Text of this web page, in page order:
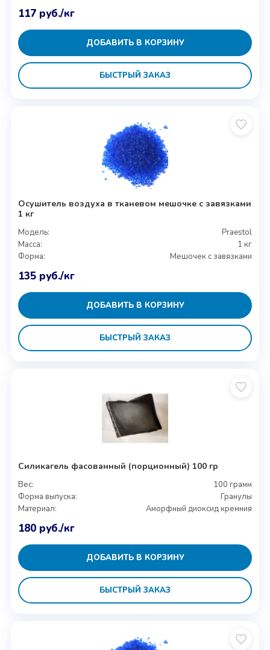
117 руб./кг
ДОБАВИТЬ В КОРЗИНУ
БЫСТРЫЙ ЗАКАЗ
Осушитель воздуха в тканевом мешочке с завязками
1 кг
Модель:
Praestol
Масса:
1 кг
Форма:
Мешочек с завязками
135 руб./кг
ДОБАВИТЬ В КОРЗИНУ
БЫСТРЫЙ ЗАКАЗ
Силикагель фасованный (порционный) 100 гр
Вес:
100 грамм
Форма выпуска:
Гранулы
Материал:
Аморфный диоксид кремния
180 руб./кг
ДОБАВИТЬ В КОРЗИНУ
БЫСТРЫЙ ЗАКАЗ